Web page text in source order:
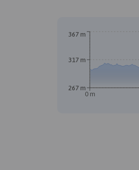
0 m
267 m
317 m
367 m